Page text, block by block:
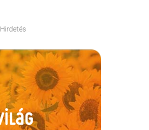
Hirdetés